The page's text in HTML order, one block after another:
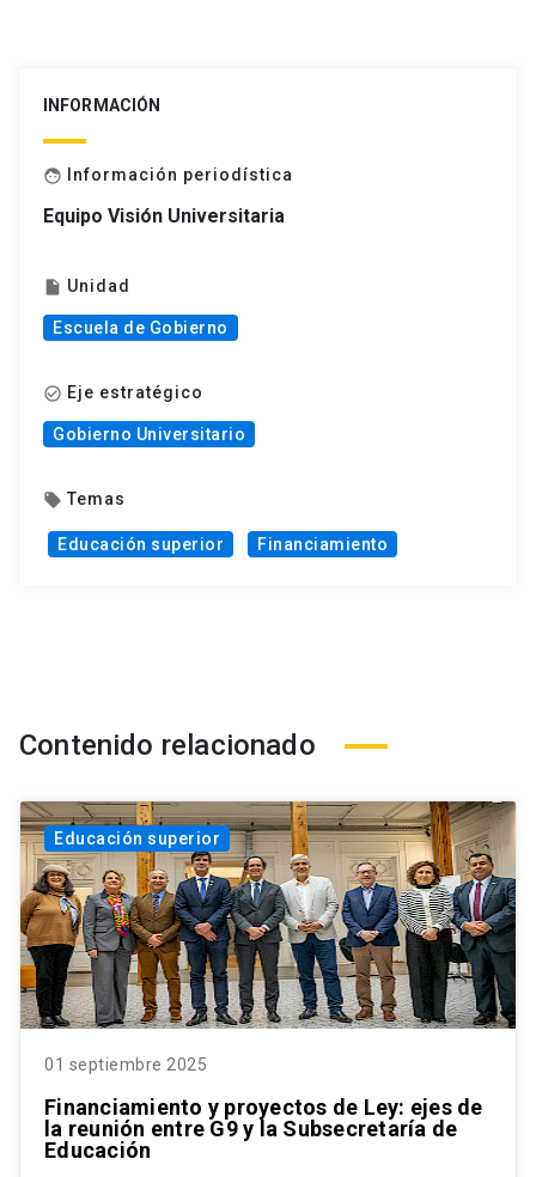
INFORMACIÓN
face Información periodística
Equipo Visión Universitaria
insert_drive_file Unidad
Escuela de Gobierno
check_circle_outline Eje estratégico
Gobierno Universitario
local_offer Temas
Educación superior Financiamiento
Contenido relacionado
Educación superior
01 septiembre 2025
Financiamiento y proyectos de Ley: ejes de
la reunión entre G9 y la Subsecretaría de
Educación